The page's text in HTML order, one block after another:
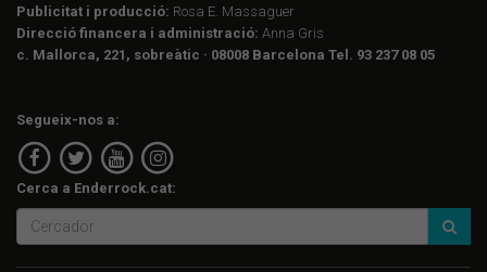
Publicitat i producció: Rosa E. Massaguer
Direcció financera i administració: Anna Gris
c. Mallorca, 221, sobreàtic · 08008 Barcelona Tel. 93 237 08 05
Segueix-nos a:
Cerca a Enderrock.cat: